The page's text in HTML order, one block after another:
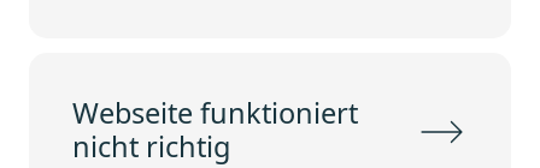
Webseite funktioniert
nicht richtig